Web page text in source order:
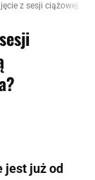
z sesji ciążowej...
jest już od